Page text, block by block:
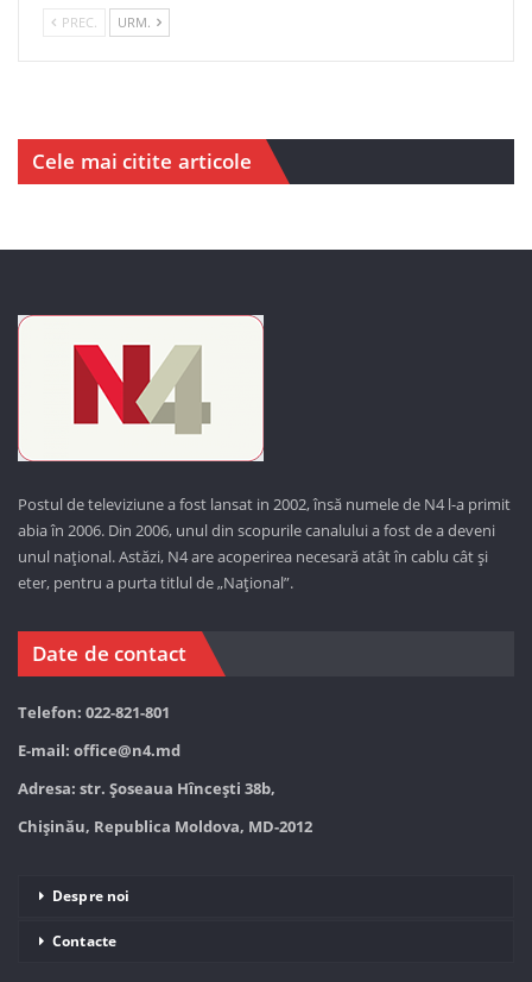
PREC. URM.
Cele mai citite articole
Postul de televiziune a fost lansat in 2002, însă numele de N4 l-a primit
abia în 2006. Din 2006, unul din scopurile canalului a fost de a deveni
unul național. Astăzi, N4 are acoperirea necesară atât în cablu cât și
eter, pentru a purta titlul de „Național”.
Date de contact
Telefon: 022-821-801
E-mail: office@n4.md
Adresa: str. Șoseaua Hînceşti 38b,
Chișinău, Republica Moldova, MD-2012
Despre noi
Contacte